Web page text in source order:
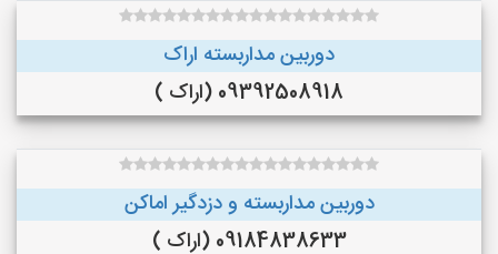
دوربین مداربسته اراک
09392508918 (اراک )
دوربین مداربسته و دزدگیر اماکن
09184838633 (اراک )